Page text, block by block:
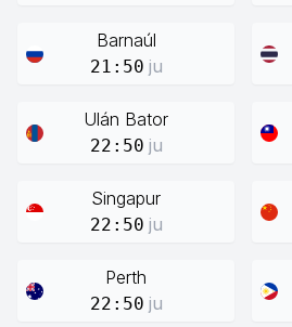
Barnaúl
21:50 ju
Ulán Bator
22:50 ju
Singapur
22:50 ju
Perth
22:50 ju